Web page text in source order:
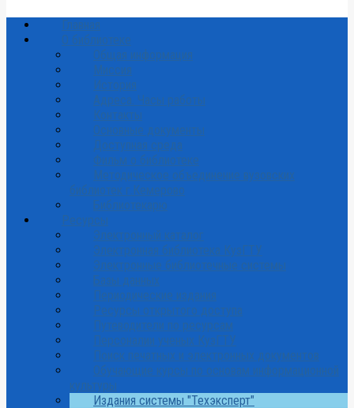
Главная
О библиотеке
Общая информация
Миссия
История
Адреса. Часы работы
Контакты
Основные документы
Доступная среда
Фильм о библиотеке
Методическое объединение вузовских
библиотек г.Кемерово
Библиотекарю
Ресурсы
Электронный каталог
Электронная библиотека КузГТУ
Электронные библиотечные системы
Базы данных
Периодические издания
Ресурсы открытого доступа
Путеводители по ресурсам
Персоналии ученых КузГТУ
Поиск печатных и электронных документов
Обучающие курсы по основам информационной
культуры
Издания системы "Техэксперт"